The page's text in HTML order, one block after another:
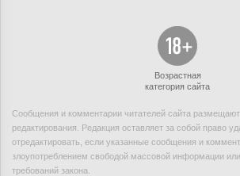
Возрастная
категория сайта
Сообщения и комментарии читателей сайта
редактирования. Редакция оставляет за собой право
отредактировать, если указанные сообщения и
злоупотреблением свободой массовой информации
требований закона.